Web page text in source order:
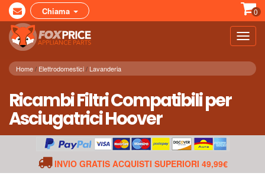
Chiama 0
Home Elettrodomestici Lavanderia
Ricambi Filtri Compatibili per
Asciugatrici Hoover
INVIO GRATIS ACQUISTI SUPERIORI 49,99€